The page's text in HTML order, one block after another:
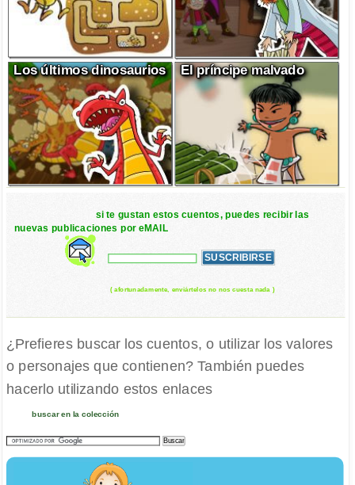
Los últimos dinosaurios El príncipe malvado
si te gustan estos cuentos, puedes recibir las
nuevas publicaciones por eMAIL
( afortunadamente, enviártelos no nos cuesta nada )
¿Prefieres buscar los cuentos, o utilizar los valores
o personajes que contienen? También puedes
hacerlo utilizando estos enlaces
buscar en la colección